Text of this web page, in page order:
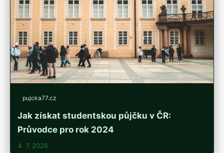
pujcka77.cz
Jak získat studentskou půjčku v ČR:
Průvodce pro rok 2024
4. 7. 2026